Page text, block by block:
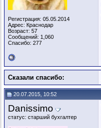
Регистрация: 05.05.2014
Адрес: Краснодар
Возраст: 57
Сообщений: 1,060
Спасибо: 277
Сказали спасибо:
20.07.2015, 10:52
Danissimo
статус: старший бухгалтер